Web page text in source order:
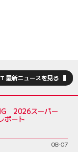
最新ニュースを見る
2026スーパー
ポート
08-07